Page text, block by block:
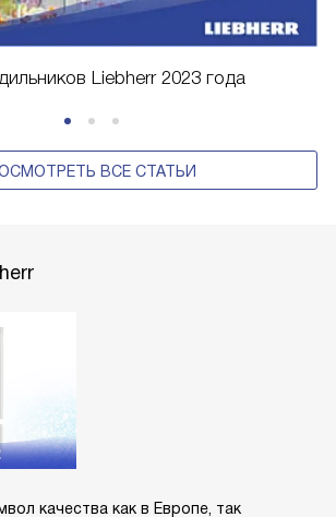
Liebherr 2023 года
ВСЕ СТАТЬИ
качества как в Европе, так